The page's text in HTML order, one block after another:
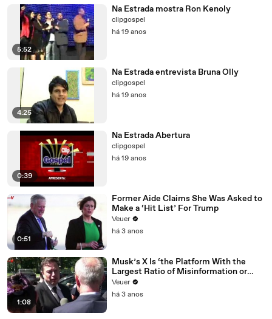
5:52
Na Estrada mostra Ron Kenoly
clipgospel
há 19 anos
4:25
Na Estrada entrevista Bruna Olly
clipgospel
há 19 anos
0:39
Na Estrada Abertura
clipgospel
há 19 anos
0:51
Former Aide Claims She Was Asked to
Make a ‘Hit List’ For Trump
Veuer
há 3 anos
1:08
Musk’s X Is ‘the Platform With the
Largest Ratio of Misinformation or
Disinformation’ Amongst All Social
Media Platforms
Veuer
há 3 anos